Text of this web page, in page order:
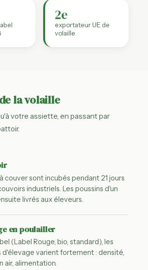
2e
exportateur UE de
volaille
la volaille
votre assiette, en passant par
couver sont incubés pendant 21 jours
industriels. Les poussins d'un
livrés aux éleveurs.
en poulailler
(Label Rouge, bio, standard), les
d'élevage varient fortement : densité,
air, alimentation.